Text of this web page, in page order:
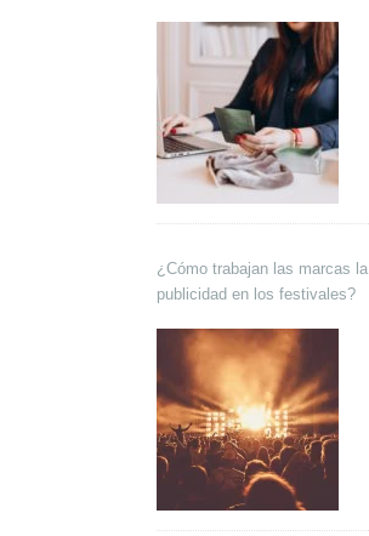
¿Cómo trabajan las marcas la
publicidad en los festivales?